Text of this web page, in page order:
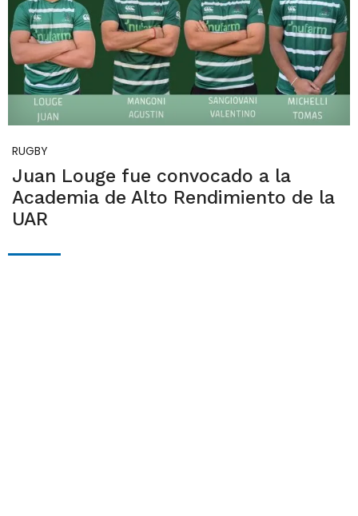
RUGBY
Juan Louge fue convocado a la
Academia de Alto Rendimiento de la
UAR